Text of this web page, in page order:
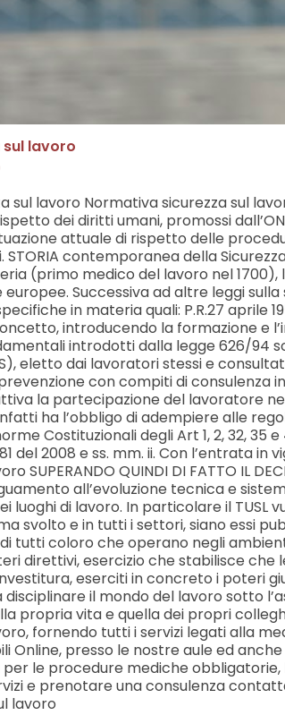
lavoro
sul lavoro Normativa sicurezza sul
dei diritti umani, promossi
attuale di rispetto delle
contemporanea della
(primo medico del lavoro nel
Successiva ad altre leggi
in materia quali: P.R.27 aprile
introducendo la formazione e
introdotti dalla legge 626/94
eletto dai lavoratori stessi e
con compiti di consulenza
la partecipazione del lavoratore
ha l’obbligo di adempiere alle
Costituzionali degli Art 1, 2, 32, 35
del 2008 e ss. mm. ii. Con
SUPERANDO QUINDI DI FATTO IL
all’evoluzione tecnica e
luoghi di lavoro. In particolare il
svolto e in tutti i settori, siano essi
tutti coloro che operano negli
direttivi, esercizio che stabilisce che
eserciti in concreto i poteri
il mondo del lavoro sotto
propria vita e quella dei propri
fornendo tutti i servizi legati alla
Online, presso le nostre aule ed
le procedure mediche
e prenotare una consulenza
lavoro